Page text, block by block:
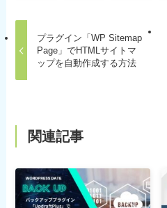
プラグイン「WP Sitemap
Page」でHTMLサイトマ
ップを自動作成する方法
関連記事